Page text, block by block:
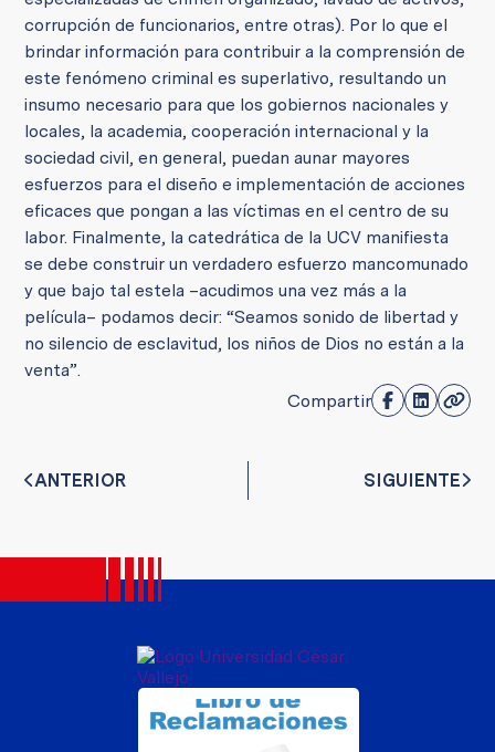
corrupción de funcionarios, entre otras). Por lo que el
brindar información para contribuir a la comprensión de
este fenómeno criminal es superlativo, resultando un
insumo necesario para que los gobiernos nacionales y
locales, la academia, cooperación internacional y la
sociedad civil, en general, puedan aunar mayores
esfuerzos para el diseño e implementación de acciones
eficaces que pongan a las víctimas en el centro de su
labor. Finalmente, la catedrática de la UCV manifiesta
se debe construir un verdadero esfuerzo mancomunado
y que bajo tal estela –acudimos una vez más a la
película– podamos decir: “Seamos sonido de libertad y
no silencio de esclavitud, los niños de Dios no están a la
venta”.
Compartir
ANTERIOR SIGUIENTE